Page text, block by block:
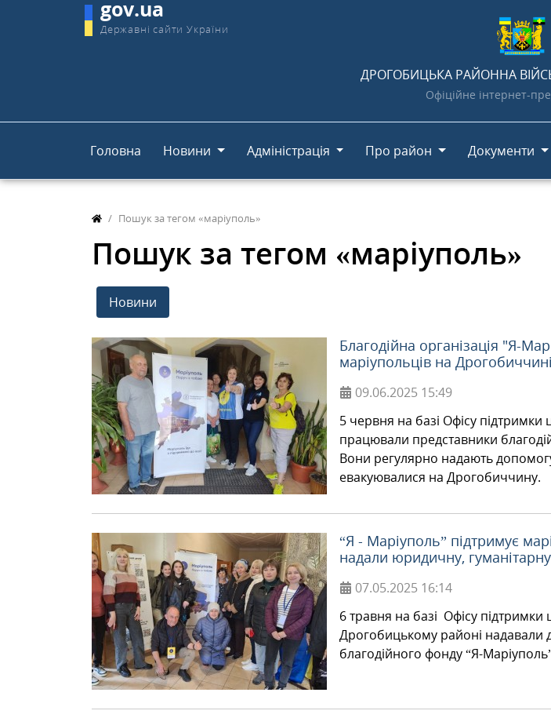
gov.ua
Державні сайти України
ДРОГОБИЦЬКА РАЙОННА
Офіційне інтернет-
Головна Новини Адміністрація Про район Документи
Пошук за тегом «маріуполь»
Пошук за тегом «маріуполь»
Новини
Благодійна організація "Я-
маріупольців на Дрогобиччині
09.06.2025 15:49
5 червня на базі Офісу підтримки
працювали представники
Вони регулярно надають
евакуювалися на Дрогобиччину.
“Я - Маріуполь” підтримує
надали юридичну,
07.05.2025 16:14
6 травня на базі Офісу підтримки
Дрогобицькому районі надавали
благодійного фонду “Я-